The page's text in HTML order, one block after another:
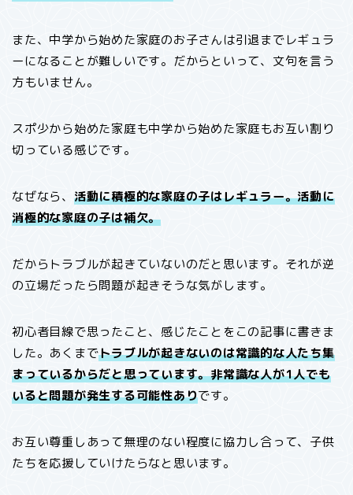
また、中学から始めた家庭のお子さんは引退までレギュラ
ーになることが難しいです。だからといって、文句を言う
方もいません。
スポ少から始めた家庭も中学から始めた家庭もお互い割り
切っている感じです。
なぜなら、 活動に積極的な家庭の子はレギュラー。活動に
消極的な家庭の子は補欠。
だからトラブルが起きていないのだと思います。それが逆
の立場だったら問題が起きそうな気がします。
初心者目線で思ったこと、感じたことをこの記事に書きま
した。あくまでトラブルが起きないのは常識的な人たち集
まっているからだと思っています。非常識な人が1人でも
いると問題が発生する可能性ありです。
お互い尊重しあって無理のない程度に協力し合って、子供
たちを応援していけたらなと思います。